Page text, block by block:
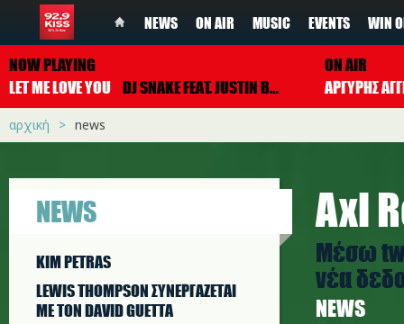
NEWS ON AIR MUSIC EVENTS WIN
NOW PLAYING
LET ME LOVE YOU DJ SNAKE FEAT. JUSTIN BIEBER
ON AIR
ΑΡΓΥΡΗΣ
αρχική news
NEWS
KIM PETRAS
LEWIS THOMPSON ΣΥΝΕΡΓAΖΕΤΑΙ
ΜΕ ΤΟΝ DAVID GUETTA
Axl
Μέσω
νέα
NEWS